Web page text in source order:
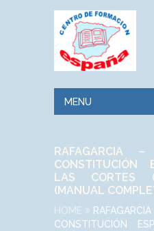
MENU
CONSTITUCIÓN
LAS CORTES
(MANUAL
HOME
CONSTITUCIÓN